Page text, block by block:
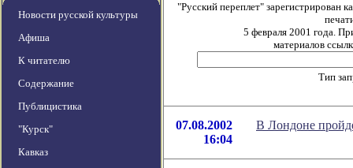
Новости русской культуры
Афиша
К читателю
Содержание
Публицистика
"Курск"
Кавказ
"Русский переплет" зарегистрирован
5 февраля 2001 года.
материалов
Тип
07.08.2002
16:04
В Лондоне